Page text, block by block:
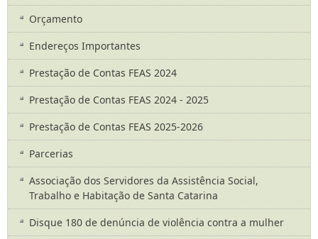
Orçamento
Endereços Importantes
Prestação de Contas FEAS 2024
Prestação de Contas FEAS 2024 - 2025
Prestação de Contas FEAS 2025-2026
Parcerias
Associação dos Servidores da Assistência Social,
Trabalho e Habitação de Santa Catarina
Disque 180 de denúncia de violência contra a mulher